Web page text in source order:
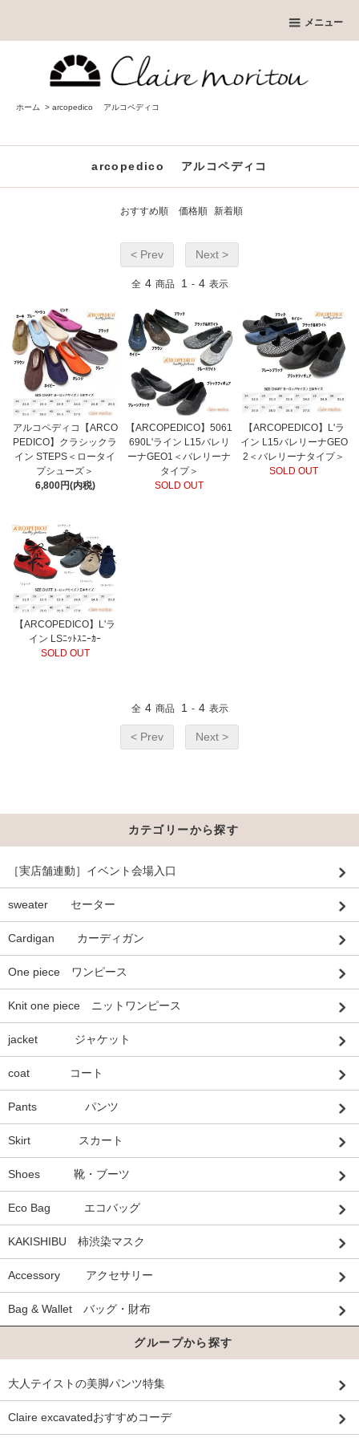
メニュー
ホーム > arcopedico アルコペディコ
arcopedico アルコペディコ
おすすめ順 価格順 新着順
< Prev Next >
全 4 商品 1 - 4 表示
アルコペディコ【ARCO
PEDICO】クラシックラ
イン STEPS＜ロータイ
プシューズ＞
6,800円(内税)
【ARCOPEDICO】5061
690L'ライン L15バレリ
ーナGEO1＜バレリーナ
タイプ＞
SOLD OUT
【ARCOPEDICO】L'ラ
イン L15バレリーナGEO
2＜バレリーナタイプ＞
SOLD OUT
【ARCOPEDICO】L'ラ
イン LSﾆｯﾄｽﾆｰｶｰ
SOLD OUT
全 4 商品 1 - 4 表示
< Prev Next >
カテゴリーから探す
［実店舗連動］イベント会場入口
sweater セーター
Cardigan カーディガン
One piece ワンピース
Knit one piece ニットワンピース
jacket ジャケット
coat コート
Pants パンツ
Skirt スカート
Shoes 靴・ブーツ
Eco Bag エコバッグ
KAKISHIBU 柿渋染マスク
Accessory アクセサリー
Bag & Wallet バッグ・財布
グループから探す
大人テイストの美脚パンツ特集
Claire excavatedおすすめコーデ